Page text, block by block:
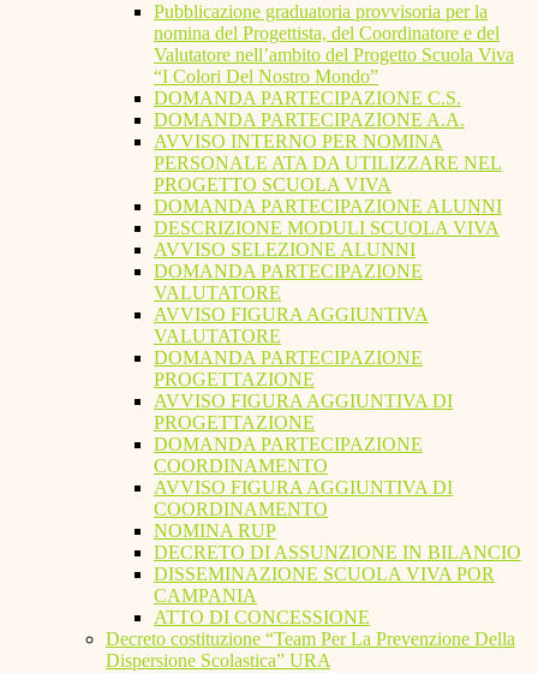
Pubblicazione graduatoria provvisoria per la
nomina del Progettista, del Coordinatore e del
Valutatore nell’ambito del Progetto Scuola Viva
“I Colori Del Nostro Mondo”
DOMANDA PARTECIPAZIONE C.S.
DOMANDA PARTECIPAZIONE A.A.
AVVISO INTERNO PER NOMINA
PERSONALE ATA DA UTILIZZARE NEL
PROGETTO SCUOLA VIVA
DOMANDA PARTECIPAZIONE ALUNNI
DESCRIZIONE MODULI SCUOLA VIVA
AVVISO SELEZIONE ALUNNI
DOMANDA PARTECIPAZIONE
VALUTATORE
AVVISO FIGURA AGGIUNTIVA
VALUTATORE
DOMANDA PARTECIPAZIONE
PROGETTAZIONE
AVVISO FIGURA AGGIUNTIVA DI
PROGETTAZIONE
DOMANDA PARTECIPAZIONE
COORDINAMENTO
AVVISO FIGURA AGGIUNTIVA DI
COORDINAMENTO
NOMINA RUP
DECRETO DI ASSUNZIONE IN BILANCIO
DISSEMINAZIONE SCUOLA VIVA POR
CAMPANIA
ATTO DI CONCESSIONE
Decreto costituzione “Team Per La Prevenzione Della
Dispersione Scolastica” URA